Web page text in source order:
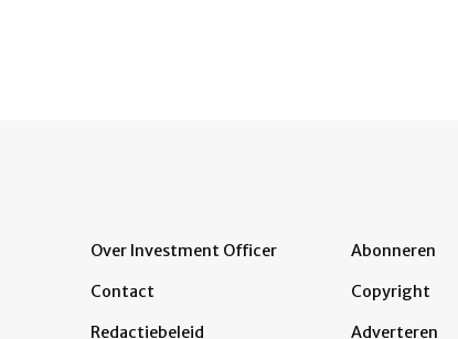
Over Investment Officer
Contact
Redactiebeleid
Abonneren
Copyright
Adverteren